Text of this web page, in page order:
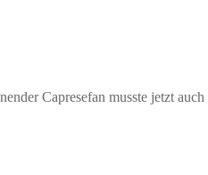
Capresefan musste jetzt